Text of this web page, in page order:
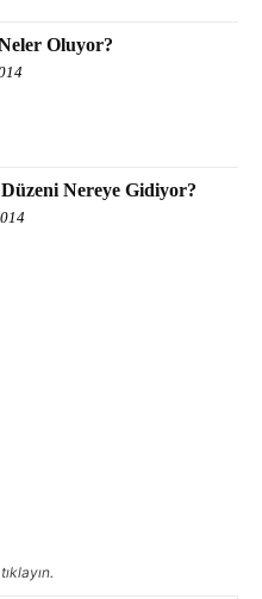
Oluyor?
Nereye Gidiyor?